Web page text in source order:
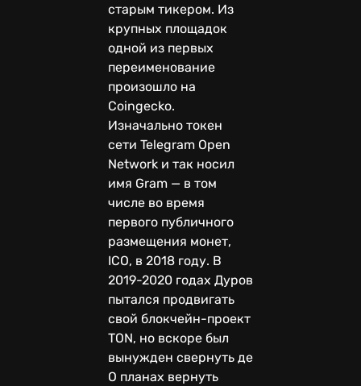
старым тикером. Из
крупных площадок
одной из первых
переименование
произошло на
Coingecko.
Изначально токен
сети Telegram Open
Network и так носил
имя Gram — в том
числе во время
первого публичного
размещения монет,
ICO, в 2018 году. В
2019-2020 годах Дуров
пытался продвигать
свой блокчейн-проект
TON, но вскоре был
вынужден свернуть деятельность.
О планах вернуть